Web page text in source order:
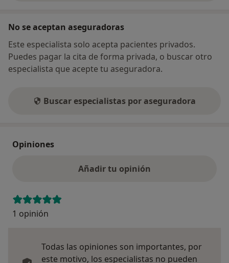
No se aceptan aseguradoras
Este especialista solo acepta pacientes privados.
Puedes pagar la cita de forma privada, o buscar otro
especialista que acepte tu aseguradora.
Buscar especialistas por aseguradora
Opiniones
Añadir tu opinión
1 opinión
Todas las opiniones son importantes, por
este motivo, los especialistas no pueden